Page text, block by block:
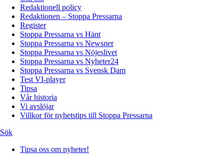
Redaktionell policy
Redaktionen – Stoppa Pressarna
Register
Stoppa Pressarna vs Hänt
Stoppa Pressarna vs Newsner
Stoppa Pressarna vs Nöjeslivet
Stoppa Pressarna vs Nyheter24
Stoppa Pressarna vs Svensk Dam
Test VI-player
Tipsa
Vår historia
Vi avslöjar
Villkor för nyhetstips till Stoppa Pressarna
Sök
Tipsa oss om nyheter!